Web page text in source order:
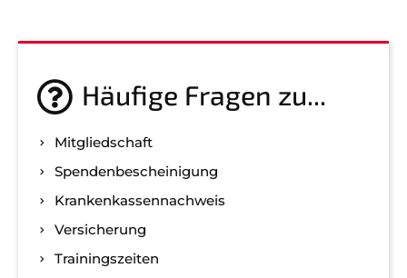
Häufige Fragen zu...
Mitgliedschaft
Spenden­bescheinigung
Kranken­kassen­nachweis
Versicherung
Trainingszeiten